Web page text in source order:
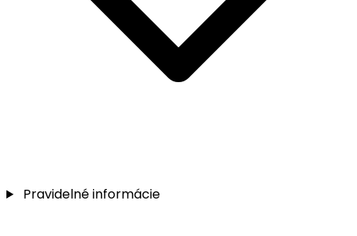
Pravidelné informácie